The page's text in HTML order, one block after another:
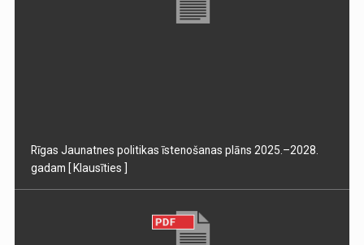
Rīgas Jaunatnes politikas īstenošanas plāns 2025.–2028.
gadam [ Klausīties ]